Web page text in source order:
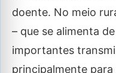
doente. No meio
– que se alimenta
importantes
principalmente